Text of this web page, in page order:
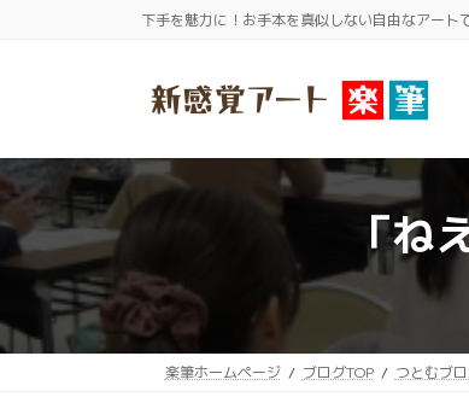
へ
ス
キ
ッ
ョ
ン
に
移
下手を魅力に！お手本を真似しない自由なアート
「ね
楽筆ホームページ ブログTOP つとむブ